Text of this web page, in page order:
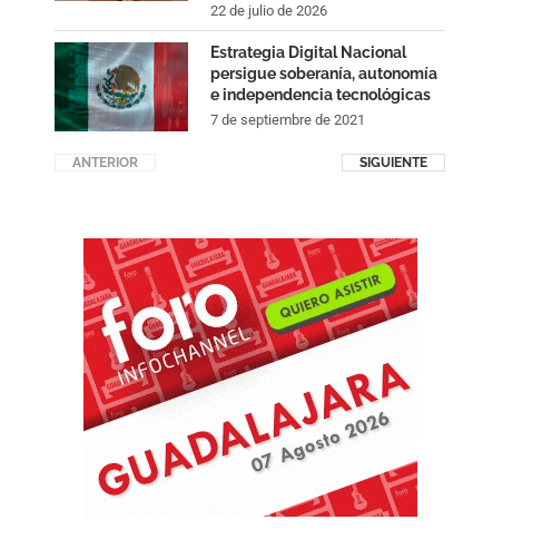
22 de julio de 2026
Estrategia Digital Nacional
persigue soberanía, autonomía
e independencia tecnológicas
7 de septiembre de 2021
ANTERIOR SIGUIENTE